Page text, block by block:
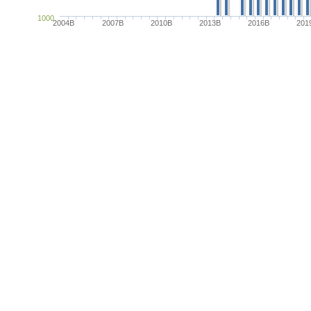
2004B 2007B 2010B 2013B 2016B
1000